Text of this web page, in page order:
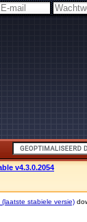
v4.3.0.2054
stabiele versie)